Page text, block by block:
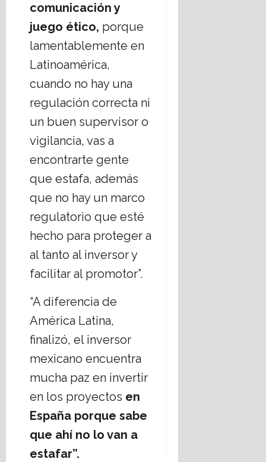
comunicacióny
juego ético, porque
lamentablemente en
Latinoamérica,
cuando no hay una
regulación correcta ni
un buen supervisor o
vigilancia, vas a
encontrarte gente
que estafa, además
que no hay un marco
regulatorio que esté
hecho para proteger a
al tanto al inversor y
facilitar al promotor”.
“A diferencia de
América Latina,
finalizó, el inversor
mexicano encuentra
mucha paz en invertir
en los proyectos en
España porque sabe
que ahí no lo van a
estafar”.